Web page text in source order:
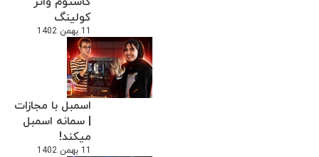
کولینگ
11 بهمن 1402
اسمبل با مجازات
| سمانه اسمبل
میکند!
11 بهمن 1402